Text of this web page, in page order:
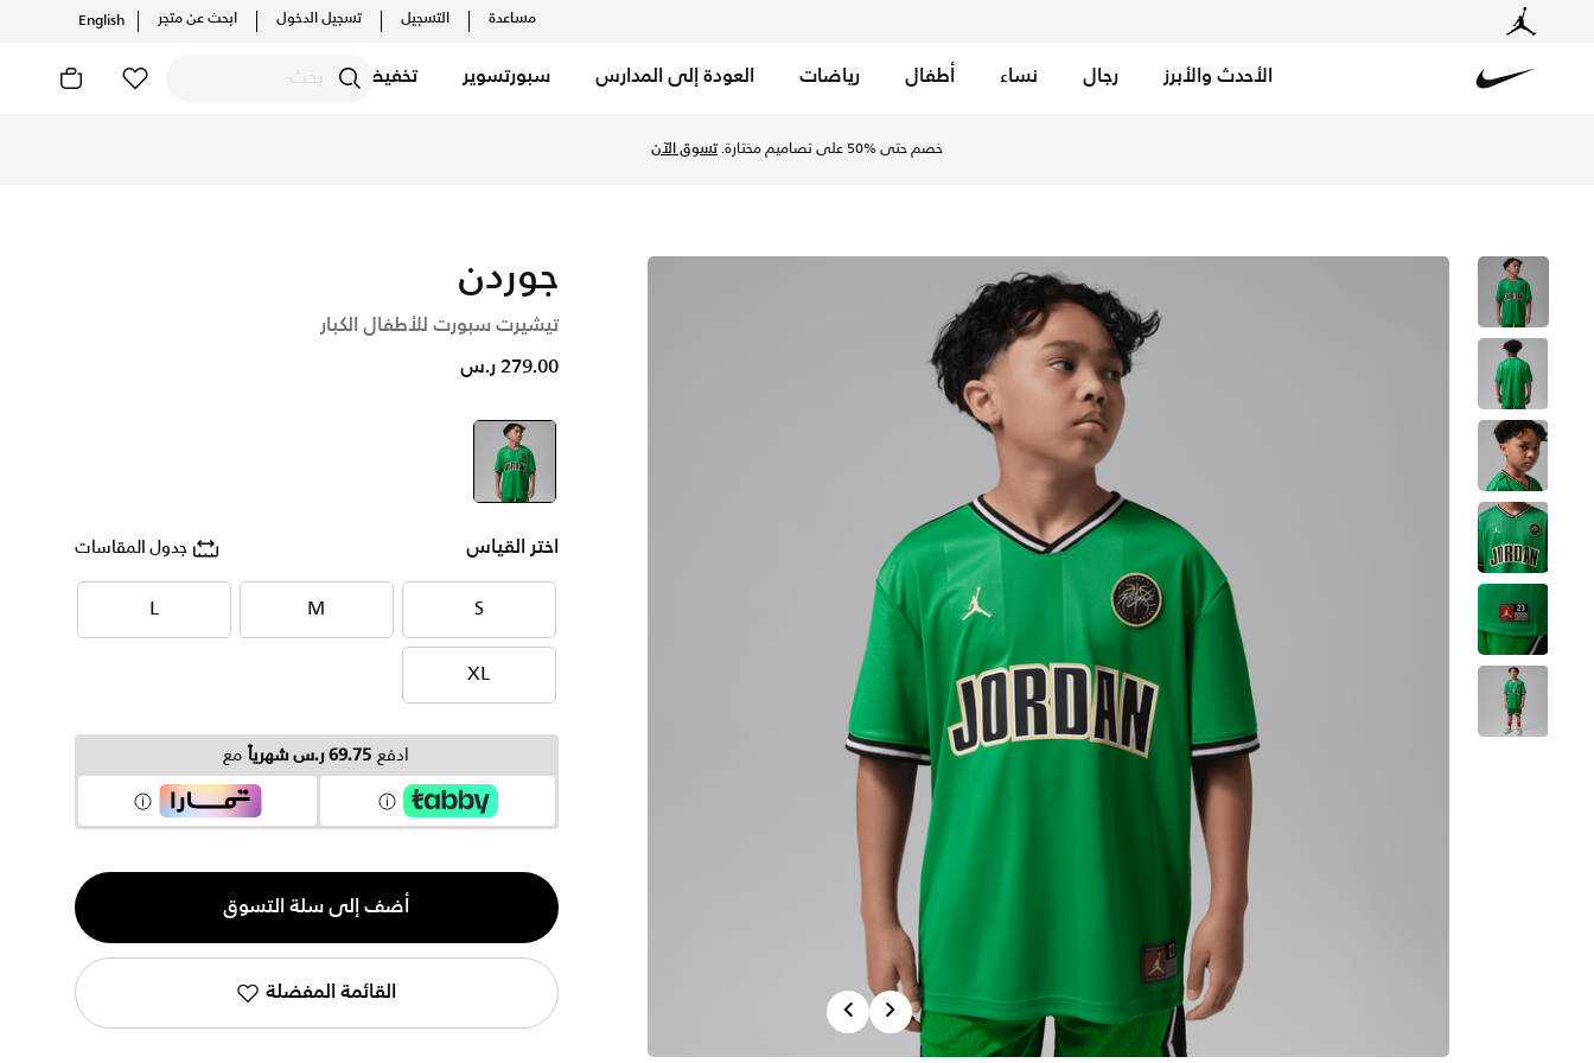
مساعدة التسجيل تسجيل الدخول ابحث عن متجر English
الأحدث والأبرز رجال نساء أطفال رياضات العودة إلى المدارس سبورتسوير تخفيضات
خصم حتى %50 على تصاميم مختارة. تسوق الآن
PreviousNext
جوردن
تيشيرت سبورت للأطفال الكبار
279.00 ر.س
selected
أخضر
اختر القياس جدول المقاسات
S
S
M
M
L
L
XL
XL
ادفع 69.75 ر.س شهرياً مع
الكمية
1
أضف إلى سلة التسوق
القائمة المفضلة